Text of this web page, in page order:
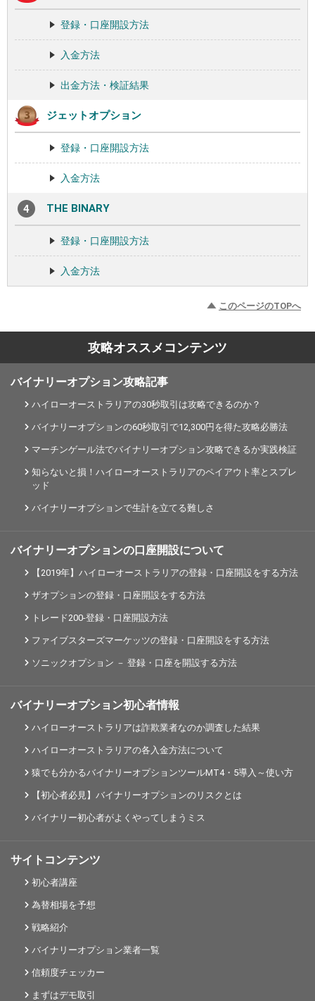
登録・口座開設方法
入金方法
出金方法・検証結果
ジェットオプション
登録・口座開設方法
入金方法
THE BINARY
登録・口座開設方法
入金方法
このページのTOPへ
攻略オススメコンテンツ
バイナリーオプション攻略記事
ハイローオーストラリアの30秒取引は攻略できるのか？
バイナリーオプションの60秒取引で12,300円を得た攻略必勝法
マーチンゲール法でバイナリーオプション攻略できるか実践検証
知らないと損！ハイローオーストラリアのペイアウト率とスプレ
ッド
バイナリーオプションで生計を立てる難しさ
バイナリーオプションの口座開設について
【2019年】ハイローオーストラリアの登録・口座開設をする方法
ザオプションの登録・口座開設をする方法
トレード200-登録・口座開設方法
ファイブスターズマーケッツの登録・口座開設をする方法
ソニックオプション － 登録・口座を開設する方法
バイナリーオプション初心者情報
ハイローオーストラリアは詐欺業者なのか調査した結果
ハイローオーストラリアの各入金方法について
猿でも分かるバイナリーオプションツールMT4・5導入～使い方
【初心者必見】バイナリーオプションのリスクとは
バイナリー初心者がよくやってしまうミス
サイトコンテンツ
初心者講座
為替相場を予想
戦略紹介
バイナリーオプション業者一覧
信頼度チェッカー
まずはデモ取引